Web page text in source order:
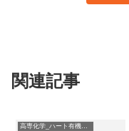
関連記事
高専化学_ハート有機化学